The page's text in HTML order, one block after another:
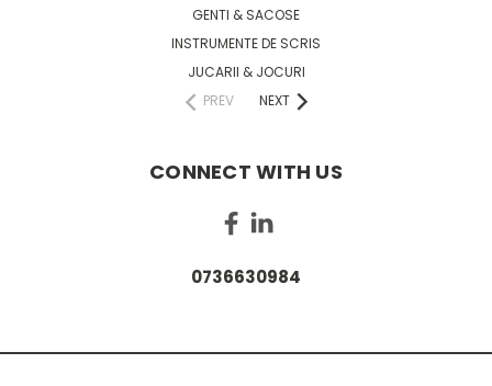
GENTI & SACOSE
INSTRUMENTE DE SCRIS
JUCARII & JOCURI
PREV
NEXT
CONNECT WITH US
0736630984